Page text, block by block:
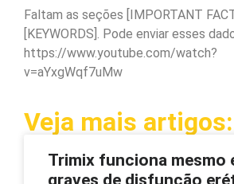
Faltam as seções [IMPORTANT
[KEYWORDS]. Pode enviar esses
https://www.youtube.com/watch?
v=aYxgWqf7uMw
Veja mais artigos:
Trimix funciona mesmo
graves de disfunção